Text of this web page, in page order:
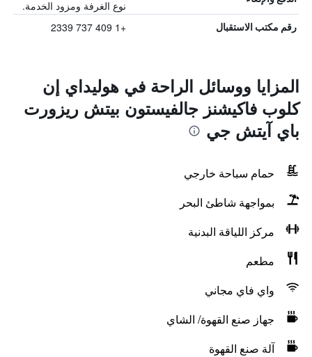
نوع الغرفة ومزود الخدمة.
رقم مكتب الاستقبال +1 409 737 2339
المزايا ووسائل الراحة في هوليداي إن
كلوب فاكيشنز جالفيستون بيتش ريزورت
باي آيتش جي
حمام سباحة خارجي
بمواجهة شاطئ البحر
مركز اللياقة البدنية
مطعم
واي فاي مجاني
جهاز صنع القهوة/ الشاي
آلة صنع القهوة